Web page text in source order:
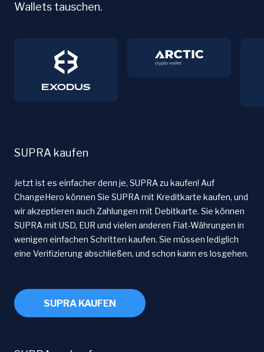
Wallets tauschen.
SUPRA kaufen
Jetzt ist es einfacher denn je, SUPRA zu kaufen! Auf
ChangeHero können Sie SUPRA mit Kreditkarte kaufen, und
wir akzeptieren auch Zahlungen mit Debitkarte. Sie können
SUPRA mit USD, EUR und vielen anderen Fiat-Währungen in
wenigen einfachen Schritten kaufen. Sie müssen lediglich
eine Verifizierung abschließen, und schon kann es losgehen.
SUPRA KAUFEN